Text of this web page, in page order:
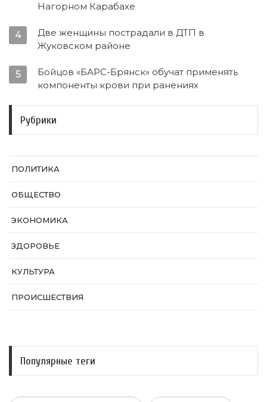
Нагорном Карабахе
4
Две женщины пострадали в ДТП в
Жуковском районе
5
Бойцов «БАРС-Брянск» обучат применять
компоненты крови при ранениях
Рубрики
ПОЛИТИКА
ОБЩЕСТВО
ЭКОНОМИКА
ЗДОРОВЬЕ
КУЛЬТУРА
ПРОИСШЕСТВИЯ
Популярные теги